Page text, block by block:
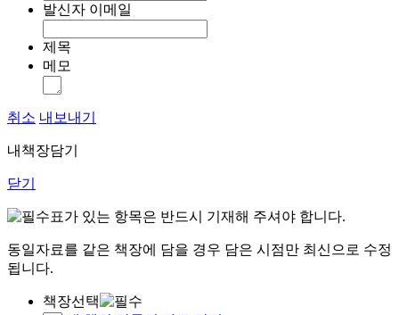
발신자 이메일
제목
메모
취소 내보내기
내책장담기
닫기
표가 있는 항목은 반드시 기재해 주셔야 합니다.
동일자료를 같은 책장에 담을 경우 담은 시점만 최신으로 수정
됩니다.
책장선택